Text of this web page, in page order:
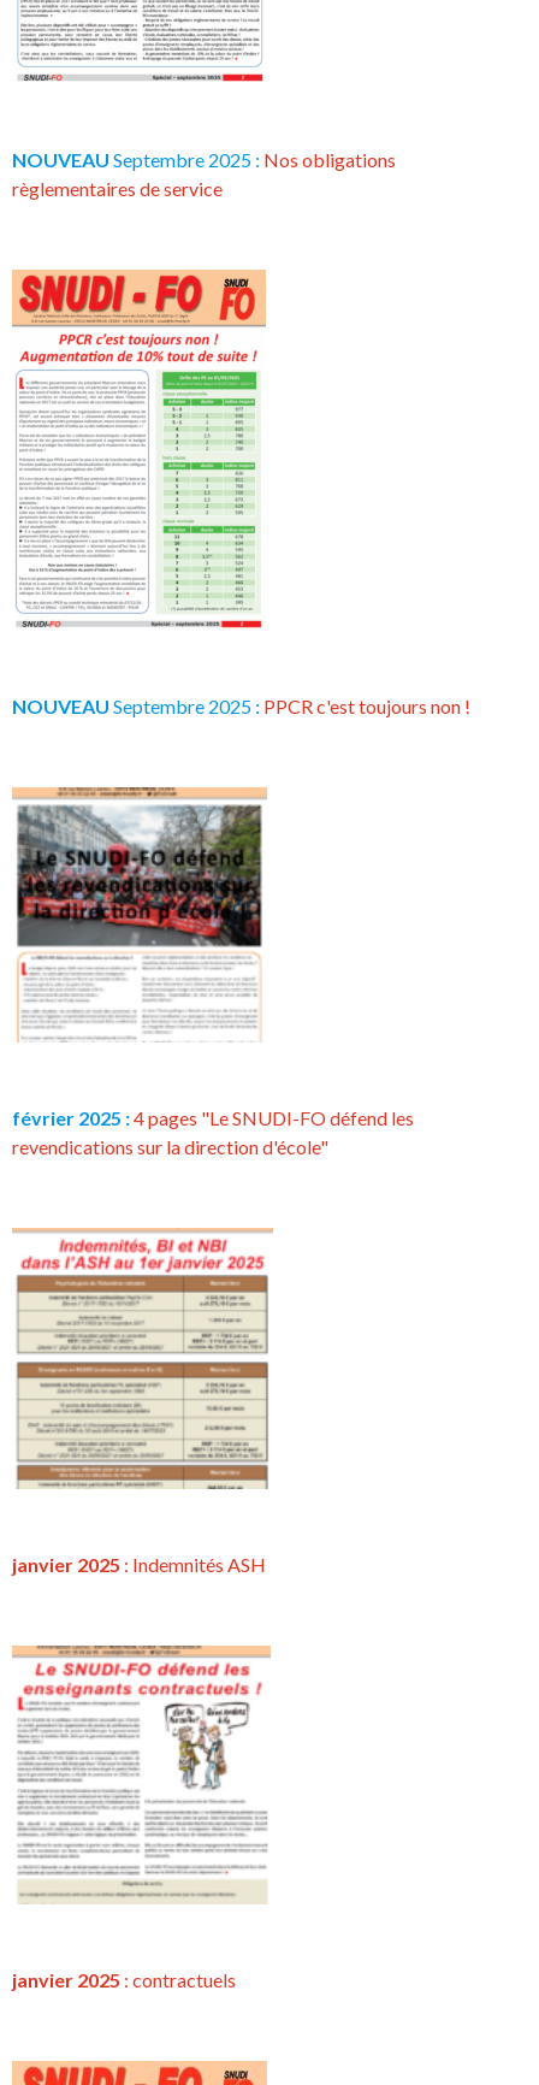
NOUVEAU Septembre 2025 : Nos obligations
règlementaires de service
NOUVEAU Septembre 2025 : PPCR c'est toujours non !
février 2025 :4 pages "Le SNUDI-FO défend les
revendications sur la direction d'école"
janvier 2025 : Indemnités ASH
janvier 2025 : contractuels